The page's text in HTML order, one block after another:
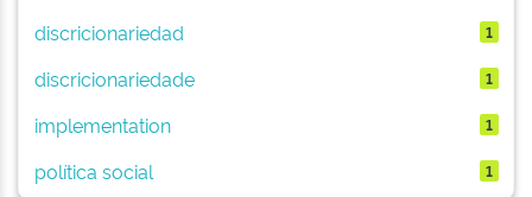
discricionariedad 1
discricionariedade 1
implementation 1
política social 1